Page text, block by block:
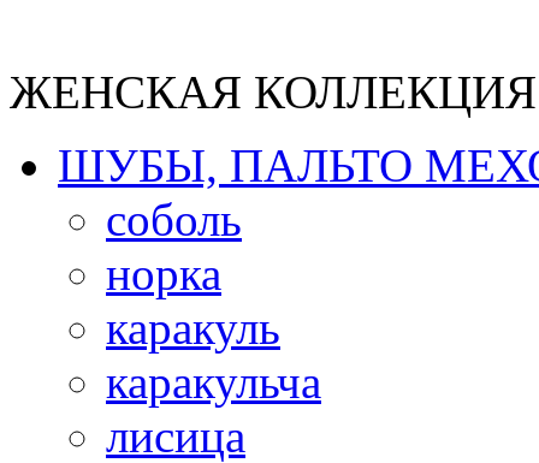
ЖЕНСКАЯ КОЛЛЕКЦИЯ
ШУБЫ, ПАЛЬТО
соболь
норка
каракуль
каракульча
лисица